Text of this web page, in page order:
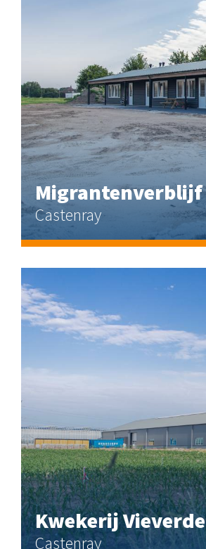
Migrantenverblijf
Castenray
Kwekerij Vieverde
Castenray